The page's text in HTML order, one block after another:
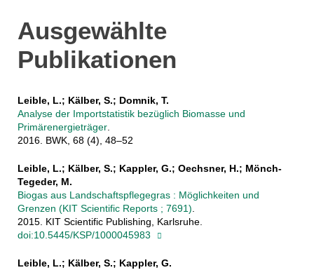
Ausgewählte
Publikationen
Leible, L.; Kälber, S.; Domnik, T.
Analyse der Importstatistik bezüglich Biomasse und
Primärenergieträger.
2016. BWK, 68 (4), 48–52
Leible, L.; Kälber, S.; Kappler, G.; Oechsner, H.; Mönch-
Tegeder, M.
Biogas aus Landschaftspflegegras : Möglichkeiten und
Grenzen (KIT Scientific Reports ; 7691).
2015. KIT Scientific Publishing, Karlsruhe.
doi:10.5445/KSP/1000045983
Leible, L.; Kälber, S.; Kappler, G.